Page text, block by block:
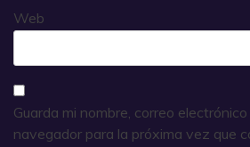
Web
Guarda mi nombre, correo
navegador para la próxima vez que